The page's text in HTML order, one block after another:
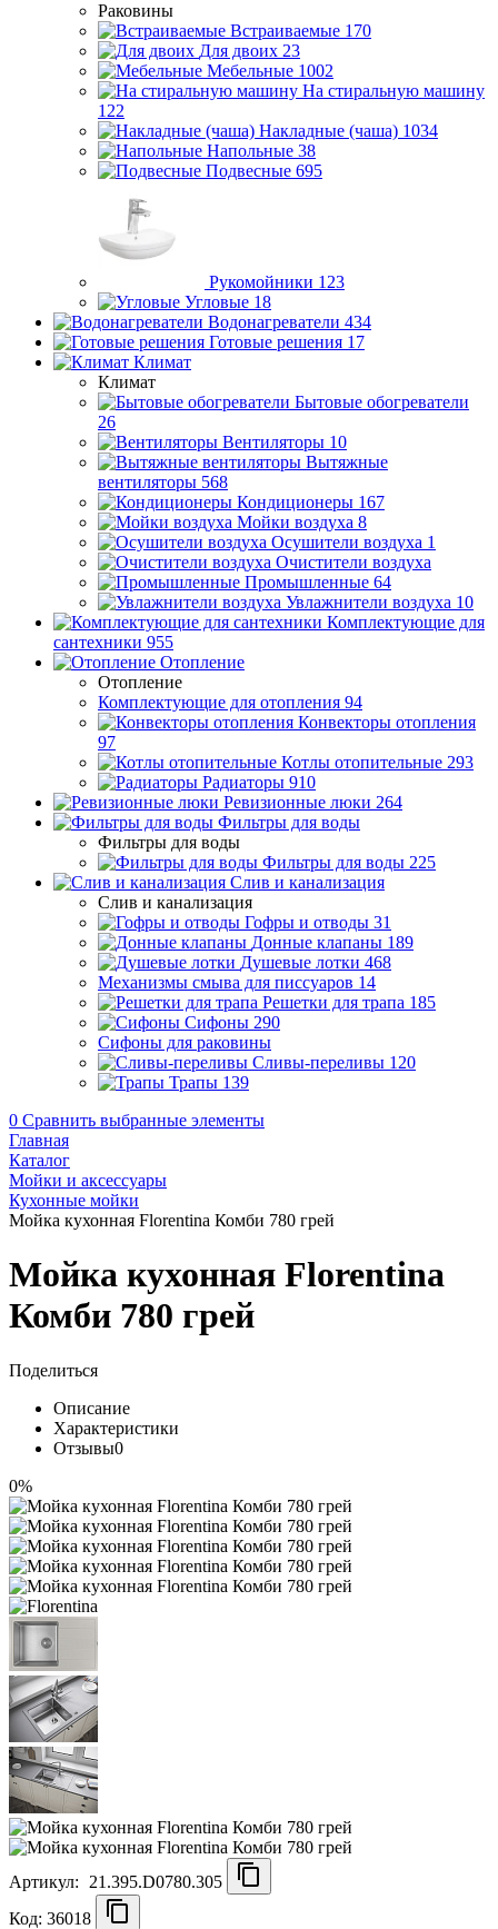
Раковины
Встраиваемые 170
Для двоих 23
Мебельные 1002
На стиральную машину
122
Накладные (чаша) 1034
Напольные 38
Подвесные 695
Рукомойники 123
Угловые 18
Водонагреватели 434
Готовые решения 17
Климат
Климат
Бытовые обогреватели
26
Вентиляторы 10
Вытяжные
вентиляторы 568
Кондиционеры 167
Мойки воздуха 8
Осушители воздуха 1
Очистители воздуха
Промышленные 64
Увлажнители воздуха 10
Комплектующие для
сантехники 955
Отопление
Отопление
Комплектующие для отопления 94
Конвекторы отопления
97
Котлы отопительные 293
Радиаторы 910
Ревизионные люки 264
Фильтры для воды
Фильтры для воды
Фильтры для воды 225
Слив и канализация
Слив и канализация
Гофры и отводы 31
Донные клапаны 189
Душевые лотки 468
Механизмы смыва для писсуаров 14
Решетки для трапа 185
Сифоны 290
Сифоны для раковины
Сливы-переливы 120
Трапы 139
0 Сравнить выбранные элементы
Главная
Каталог
Мойки и аксессуары
Кухонные мойки
Мойка кухонная Florentina Комби 780 грей
Мойка кухонная Florentina
Комби 780 грей
Поделиться
Описание
Характеристики
Отзывы0
0%
Артикул:
21.395.D0780.305
Код: 36018